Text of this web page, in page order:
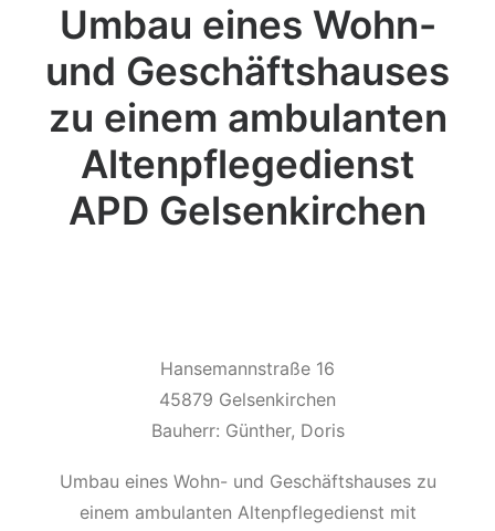
Umbau eines Wohn-
und Geschäftshauses
zu einem ambulanten
Altenpflegedienst
APD Gelsenkirchen
Hansemannstraße 16
45879 Gelsenkirchen
Bauherr: Günther, Doris
Umbau eines Wohn- und Geschäftshauses zu
einem ambulanten Altenpflegedienst mit